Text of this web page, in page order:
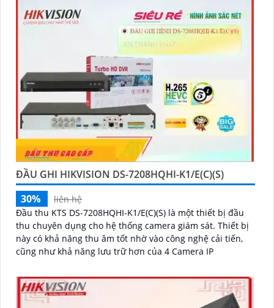
ĐẦU GHI HIKVISION DS-7208HQHI-K1/E(C)(S)
30%
liên hệ
Đầu thu KTS DS-7208HQHI-K1/E(C)(S) là một thiết bị đầu
thu chuyên dụng cho hệ thống camera giám sát. Thiết bị
này có khả năng thu âm tốt nhờ vào công nghệ cải tiến,
cũng như khả năng lưu trữ hơn của 4 Camera IP